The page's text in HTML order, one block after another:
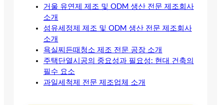
거울 유연제 제조 및 ODM 생산 전문 제조회사
소개
섬유세정제 제조 및 ODM 생산 전문 제조회사
소개
욕실찌든때청소 제조 전문 공장 소개
주택단열시공의 중요성과 필요성: 현대 건축의
필수 요소
과일세척제 전문 제조업체 소개